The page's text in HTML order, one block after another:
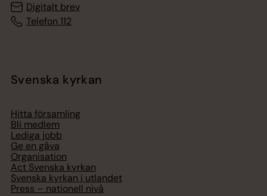
Digitalt brev
Telefon 112
Svenska kyrkan
Hitta församling
Bli medlem
Lediga jobb
Ge en gåva
Organisation
Act Svenska kyrkan
Svenska kyrkan i utlandet
Press – nationell nivå